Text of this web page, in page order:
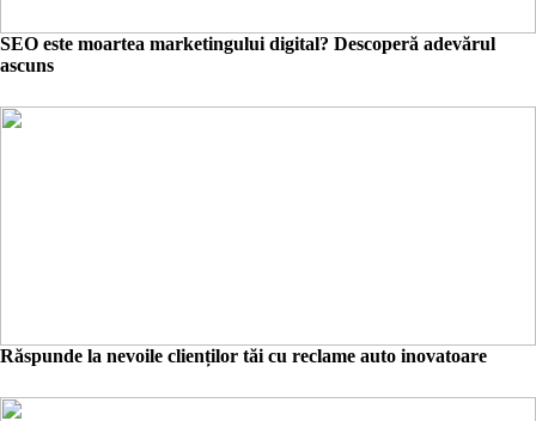
SEO este moartea marketingului digital? Descoperă adevărul
ascuns
Răspunde la nevoile clienților tăi cu reclame auto inovatoare